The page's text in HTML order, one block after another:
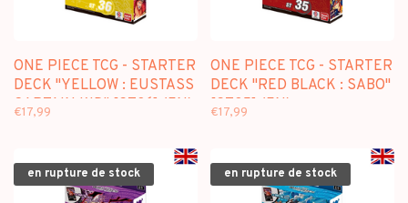
ONE PIECE TCG - STARTER
DECK "YELLOW : EUSTASS
CAPTAIN KID" [ST36] (EN)
€17,99
ONE PIECE TCG - STARTER
DECK "RED BLACK : SABO"
[ST35] (EN)
€17,99
en rupture de stock en rupture de stock